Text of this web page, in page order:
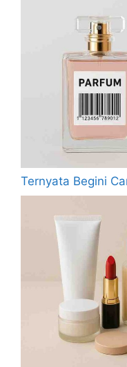
Ternyata Begini